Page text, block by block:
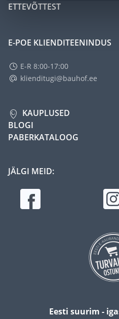
ETTEVÕTTEST
E-POE KLIENDITEENINDUS
E-R 8:00-17:00
klienditugi@bauhof.ee
KAUPLUSED
BLOGI
PABERKATALOOG
JÄLGI MEID:
Eesti suurim -